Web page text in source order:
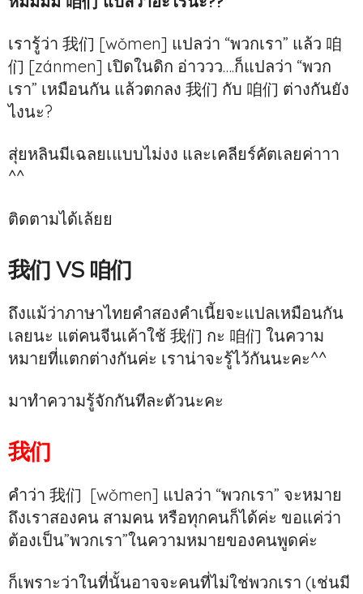
เรารู้ว่า 我们 [wǒmen] แปลว่า “พวกเรา” แล้ว 咱
们 [zánmen] เปิดในดิก อ่าววว….ก็แปลว่า “พวก
เรา” เหมือนกัน แล้วตกลง 我们 กับ 咱们 ต่างกันยัง
ไงนะ?
สุ่ยหลินมีเฉลยเแบบไม่งง และเคลียร์คัตเลยค่าาา
^^
ติดตามได้เล้ยย
我们 VS 咱们
ถึงแม้ว่าภาษาไทยคำสองคำเนี้ยจะแปลเหมือนกัน
เลยนะ แต่คนจีนเค้าใช้ 我们 กะ 咱们 ในความ
หมายที่แตกต่างกันค่ะ เราน่าจะรู้ไว้กันนะคะ^^
มาทำความรู้จักกันทีละตัวนะคะ
我们
คำว่า 我们 [wǒmen] แปลว่า “พวกเรา” จะหมาย
ถึงเราสองคน สามคน หรือทุกคนก็ได้ค่ะ ขอแค่ว่า
ต้องเป็น”พวกเรา”ในความหมายของคนพูดค่ะ
ก็เพราะว่าในที่นั้นอาจจะคนที่ไม่ใช่พวกเรา (เช่นมี